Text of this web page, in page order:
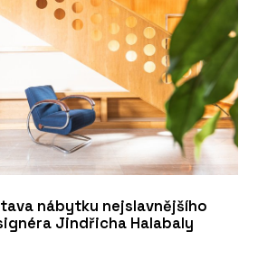
nábytku nejslavnějšího
Jindřicha Halabaly